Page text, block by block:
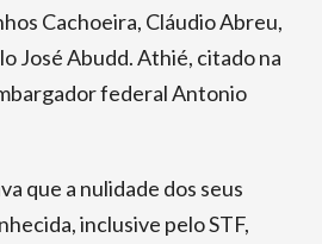
Cachoeira, Cláudio Abreu,
José Abudd. Athié, citado na
federal Antonio
que a nulidade dos seus
inclusive pelo STF,